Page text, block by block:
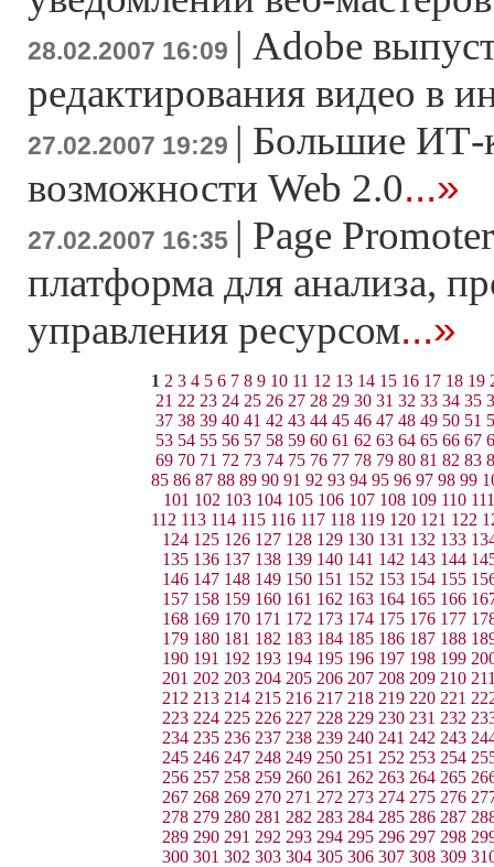
28.02.2007 16:09 | Adobe
редактирования видео в
27.02.2007 19:29 | Большие ИТ-
возможности Web 2.0...»
27.02.2007 16:35 | Page
платформа для анализа,
управления ресурсом...»
1 2 3 4 5 6 7 8 9 10 11 12 13 14 15 16 17 18 19
21 22 23 24 25 26 27 28 29 30 31 32 33 34 35
37 38 39 40 41 42 43 44 45 46 47 48 49 50 51
53 54 55 56 57 58 59 60 61 62 63 64 65 66 67
69 70 71 72 73 74 75 76 77 78 79 80 81 82 83
85 86 87 88 89 90 91 92 93 94 95 96 97 98 99
101 102 103 104 105 106 107 108 109 110 111
112 113 114 115 116 117 118 119 120 121 122
124 125 126 127 128 129 130 131 132 133
135 136 137 138 139 140 141 142 143 144
146 147 148 149 150 151 152 153 154 155
157 158 159 160 161 162 163 164 165 166
168 169 170 171 172 173 174 175 176 177
179 180 181 182 183 184 185 186 187 188
190 191 192 193 194 195 196 197 198 199
201 202 203 204 205 206 207 208 209 210
212 213 214 215 216 217 218 219 220 221
223 224 225 226 227 228 229 230 231 232
234 235 236 237 238 239 240 241 242 243
245 246 247 248 249 250 251 252 253 254
256 257 258 259 260 261 262 263 264 265
267 268 269 270 271 272 273 274 275 276
278 279 280 281 282 283 284 285 286 287
289 290 291 292 293 294 295 296 297 298
300 301 302 303 304 305 306 307 308 309